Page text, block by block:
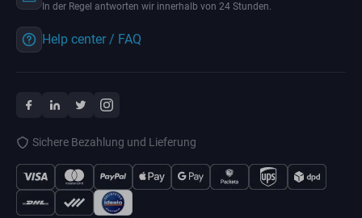
In der Regel antworten wir innerhalb von 24 Stunden.
Help center / FAQ
Sichere Bezahlung und Lieferung